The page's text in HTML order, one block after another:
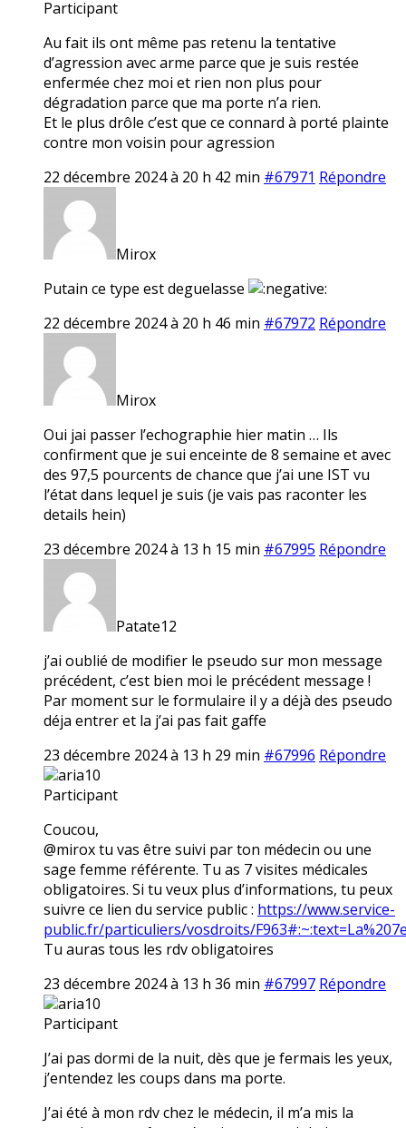
Participant
Au fait ils ont même pas retenu la tentative
d’agression avec arme parce que je suis restée
enfermée chez moi et rien non plus pour
dégradation parce que ma porte n’a rien.
Et le plus drôle c’est que ce connard à porté plainte
contre mon voisin pour agression
22 décembre 2024 à 20 h 42 min #67971 Répondre
Mirox
Putain ce type est deguelasse
22 décembre 2024 à 20 h 46 min #67972 Répondre
Mirox
Oui jai passer l’echographie hier matin … Ils
confirment que je sui enceinte de 8 semaine et avec
des 97,5 pourcents de chance que j’ai une IST vu
l’état dans lequel je suis (je vais pas raconter les
details hein)
23 décembre 2024 à 13 h 15 min #67995 Répondre
Patate12
j’ai oublié de modifier le pseudo sur mon message
précédent, c’est bien moi le précédent message !
Par moment sur le formulaire il y a déjà des pseudo
déja entrer et la j’ai pas fait gaffe
23 décembre 2024 à 13 h 29 min #67996 Répondre
aria10
Participant
Coucou,
@mirox tu vas être suivi par ton médecin ou une
sage femme référente. Tu as 7 visites médicales
obligatoires. Si tu veux plus d’informations, tu peux
suivre ce lien du service public : https://www.service-
public.fr/particuliers/vosdroits/
Tu auras tous les rdv obligatoires
23 décembre 2024 à 13 h 36 min #67997 Répondre
aria10
Participant
J’ai pas dormi de la nuit, dès que je fermais les yeux,
j’entendez les coups dans ma porte.
J’ai été à mon rdv chez le médecin, il m’a mis la